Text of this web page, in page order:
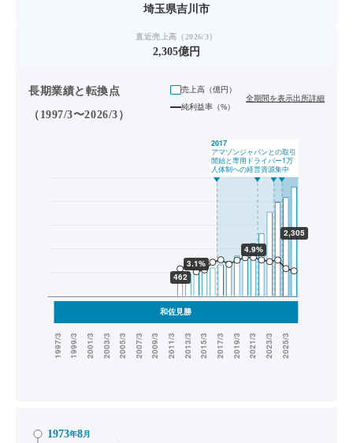
埼玉県吉川市
直近売上高（2026/3）
2,305億円
長期業績と転換点
（1997/3〜2026/3）
売上高（億円）
純利益率（%）
全期間を表示出所詳細
1973年8月